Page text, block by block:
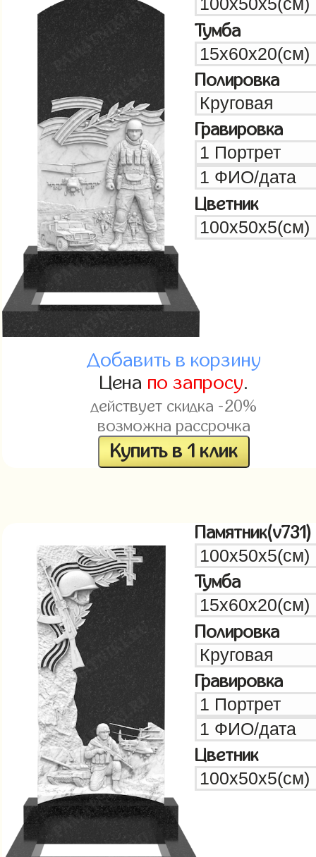
Тумба
Полировка
Гравировка
Цветник
Добавить в корзину
Цена по запросу.
действует скидка -20%
возможна рассрочка
Купить в 1 клик
Памятник(v731)
Тумба
Полировка
Гравировка
Цветник